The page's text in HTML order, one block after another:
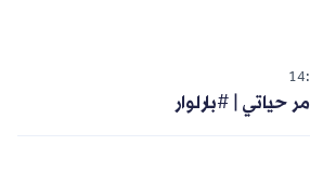
حياتي | #بارلوار